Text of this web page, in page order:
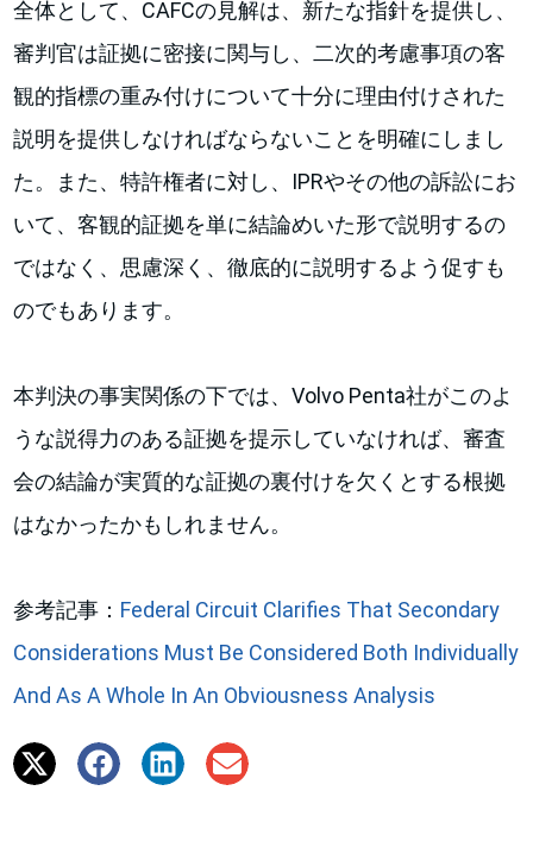
全体として、CAFCの見解は、新たな指針を提供し、
審判官は証拠に密接に関与し、二次的考慮事項の客
観的指標の重み付けについて十分に理由付けされた
説明を提供しなければならないことを明確にしまし
た。また、特許権者に対し、IPRやその他の訴訟にお
いて、客観的証拠を単に結論めいた形で説明するの
ではなく、思慮深く、徹底的に説明するよう促すも
のでもあります。
本判決の事実関係の下では、Volvo Penta社がこのよ
うな説得力のある証拠を提示していなければ、審査
会の結論が実質的な証拠の裏付けを欠くとする根拠
はなかったかもしれません。
参考記事： Federal Circuit Clarifies That Secondary
Considerations Must Be Considered Both Individually
And As A Whole In An Obviousness Analysis